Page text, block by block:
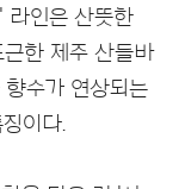
라인은 산뜻한
근한 제주 산들바
향수가 연상되는
이다.